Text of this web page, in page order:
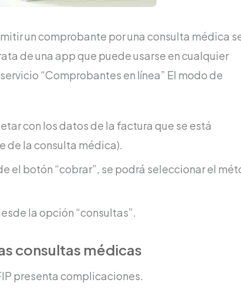
un comprobante por una consulta médica
de una app que puede usarse en cualquier
“Comprobantes en línea” El modo de
con los datos de la factura que se está
de la consulta médica).
el botón “cobrar”, se podrá seleccionar el
la opción “consultas”.
consultas médicas
presenta complicaciones.